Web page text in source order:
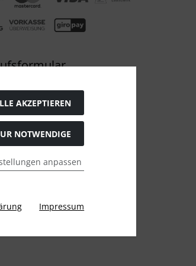
Gemüse Biosaatgut.
AKZEPTIEREN
NOTWENDIGE
anpassen
Impressum